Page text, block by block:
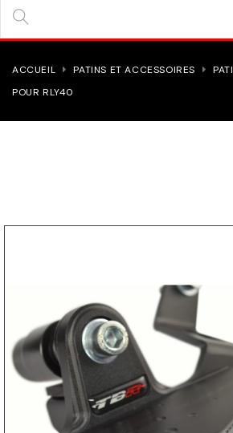
ACCUEIL PATINS ET ACCESSOIRES
POUR RLY40